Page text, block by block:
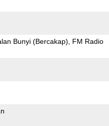
Bunyi (Bercakap) FM Radio